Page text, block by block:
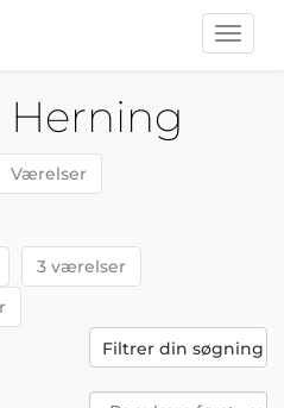
Toggle
Herning
Værelser
3 værelser
Filtrer din søgning